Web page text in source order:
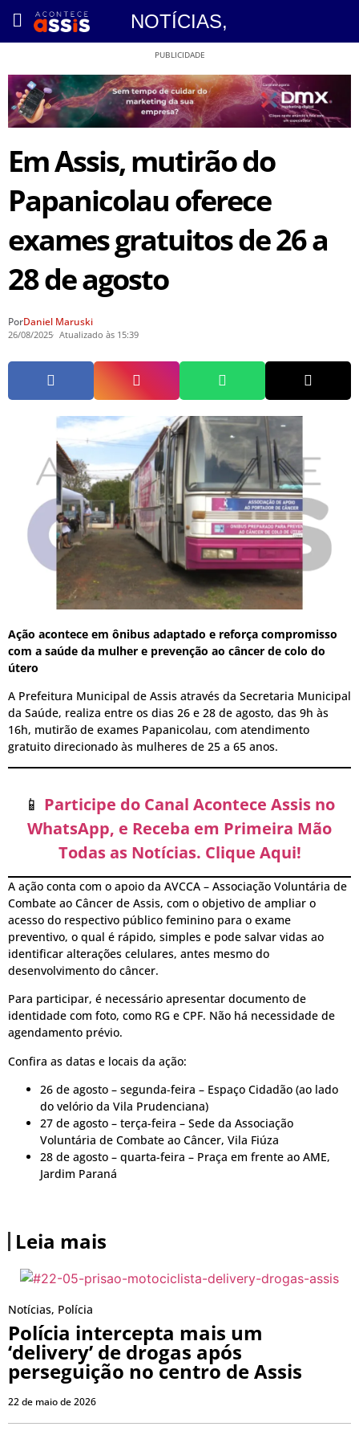
NOTÍCIAS,
PUBLICIDADE
Em Assis, mutirão do
Papanicolau oferece
exames gratuitos de 26 a
28 de agosto
PorDaniel Maruski
26/08/2025 Atualizado às 15:39
Ação acontece em ônibus adaptado e reforça compromisso
com a saúde da mulher e prevenção ao câncer de colo do
útero
A Prefeitura Municipal de Assis através da Secretaria Municipal
da Saúde, realiza entre os dias 26 e 28 de agosto, das 9h às
16h, mutirão de exames Papanicolau, com atendimento
gratuito direcionado às mulheres de 25 a 65 anos.
📱 Participe do Canal Acontece Assis no
WhatsApp, e Receba em Primeira Mão
Todas as Notícias. Clique Aqui!
A ação conta com o apoio da AVCCA – Associação Voluntária de
Combate ao Câncer de Assis, com o objetivo de ampliar o
acesso do respectivo público feminino para o exame
preventivo, o qual é rápido, simples e pode salvar vidas ao
identificar alterações celulares, antes mesmo do
desenvolvimento do câncer.
Para participar, é necessário apresentar documento de
identidade com foto, como RG e CPF. Não há necessidade de
agendamento prévio.
Confira as datas e locais da ação:
26 de agosto – segunda-feira – Espaço Cidadão (ao lado
do velório da Vila Prudenciana)
27 de agosto – terça-feira – Sede da Associação
Voluntária de Combate ao Câncer, Vila Fiúza
28 de agosto – quarta-feira – Praça em frente ao AME,
Jardim Paraná
Leia mais
Notícias, Polícia
Polícia intercepta mais um
‘delivery’ de drogas após
perseguição no centro de Assis
22 de maio de 2026